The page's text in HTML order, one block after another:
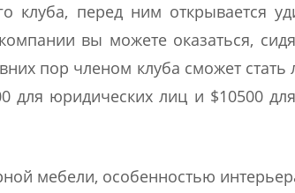
клуба, перед ним открывается
вы можете оказаться,
пор членом клуба сможет
для юридических лиц и $10500
мебели, особенностью